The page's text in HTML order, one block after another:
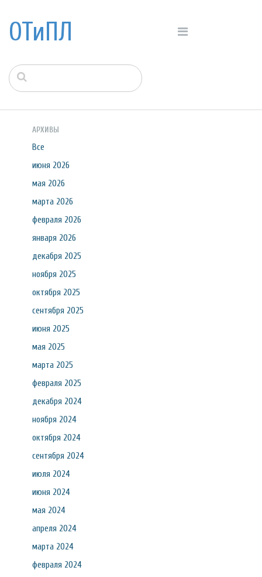
ОТиПЛ
АРХИВЫ
Все
июня 2026
мая 2026
марта 2026
февраля 2026
января 2026
декабря 2025
ноября 2025
октября 2025
сентября 2025
июня 2025
мая 2025
марта 2025
февраля 2025
декабря 2024
ноября 2024
октября 2024
сентября 2024
июля 2024
июня 2024
мая 2024
апреля 2024
марта 2024
февраля 2024